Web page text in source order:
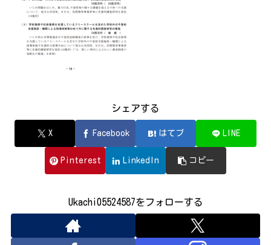
シェアする
X Facebook はてブ LINE
Pinterest LinkedIn コピー
Ukachi05524587をフォローする